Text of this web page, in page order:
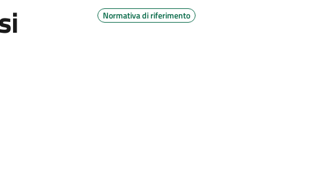
Normativa di riferimento